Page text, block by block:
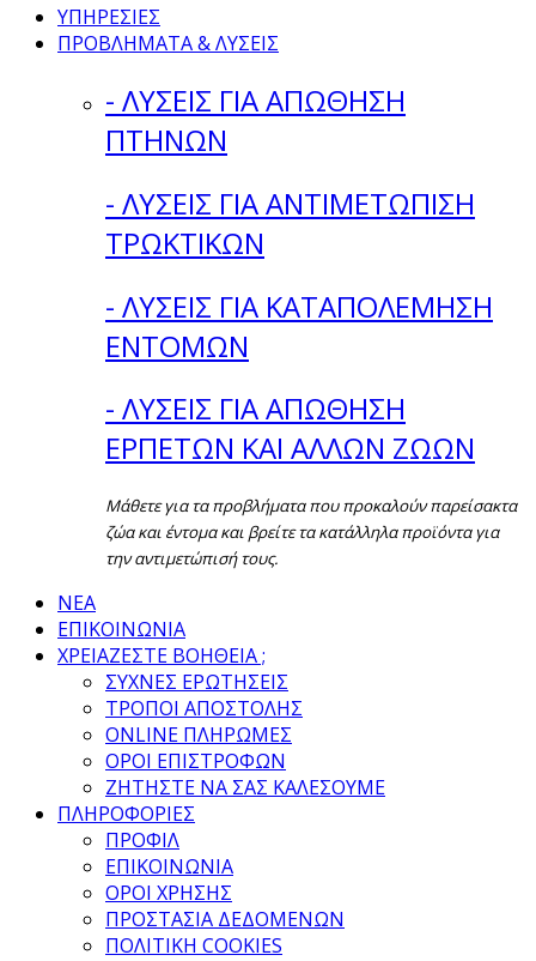
ΥΠΗΡΕΣΙΕΣ
ΠΡΟΒΛΗΜΑΤΑ & ΛΥΣΕΙΣ
- ΛΥΣΕΙΣ ΓΙΑ ΑΠΩΘΗΣΗ
ΠΤΗΝΩΝ
- ΛΥΣΕΙΣ ΓΙΑ ΑΝΤΙΜΕΤΩΠΙΣΗ
ΤΡΩΚΤΙΚΩΝ
- ΛΥΣΕΙΣ ΓΙΑ ΚΑΤΑΠΟΛΕΜΗΣΗ
ΕΝΤΟΜΩΝ
- ΛΥΣΕΙΣ ΓΙΑ ΑΠΩΘΗΣΗ
ΕΡΠΕΤΩΝ ΚΑΙ ΑΛΛΩΝ ΖΩΩΝ
Μάθετε για τα προβλήματα που προκαλούν παρείσακτα
ζώα και έντομα και βρείτε τα κατάλληλα προϊόντα για
την αντιμετώπισή τους.
ΝΕΑ
ΕΠΙΚΟΙΝΩΝΙΑ
ΧΡΕΙΑΖΕΣΤΕ ΒΟΗΘΕΙΑ ;
ΣΥΧΝΕΣ ΕΡΩΤΗΣΕΙΣ
ΤΡΟΠΟΙ ΑΠΟΣΤΟΛΗΣ
ONLINE ΠΛΗΡΩΜΕΣ
ΟΡΟΙ ΕΠΙΣΤΡΟΦΩΝ
ΖΗΤΗΣΤΕ ΝΑ ΣΑΣ ΚΑΛΕΣΟΥΜΕ
ΠΛΗΡΟΦΟΡΙΕΣ
ΠΡΟΦΙΛ
ΕΠΙΚΟΙΝΩΝΙΑ
ΟΡΟΙ ΧΡΗΣΗΣ
ΠΡΟΣΤΑΣΙΑ ΔΕΔΟΜΕΝΩΝ
ΠΟΛΙΤΙΚΗ COOKIES